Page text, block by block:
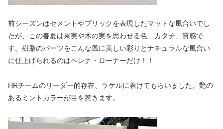
前シーズンはセメントやブリックを表現したマットな風合いでし
たが、この春夏は果実や木の実を思わせる色、カタチ、質感で
す。樹脂のパーツをこんな風に美しい彩りとナチュラルな風合い
に仕上げられるのはヘレナ・ローナーだけ！！
HRチームのリーダー的存在、ラケルに着けてもらいました。艶の
あるミントカラーが目を惹きます。